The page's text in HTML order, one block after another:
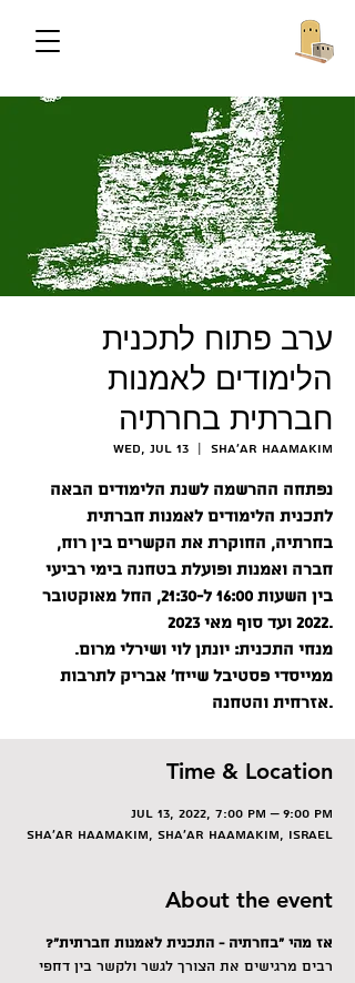
ערב פתוח לתכנית
הלימודים לאמנות
חברתית בחרתיה
Wed, Jul 13
  |
Sha'ar HaAmakim
נפתחה ההרשמה לשנת הלימודים הבאה
לתכנית הלימודים לאמנות חברתית
בחרתיה, החוקרת את הקשרים בין רוח,
חברה ואמנות ופועלת בטחנה בימי רביעי
בין השעות 16:00 ל-21:30, החל מאוקטובר
2022 ועד סוף מאי 2023.
מנחי התכנית: יונתן לוי ושירלי מרום.
ממייסדי פסטיבל שייח' אבריק לתרבות
אזרחית והטחנה.
Time & Location
Jul 13, 2022, 7:00 PM – 9:00 PM
Sha'ar HaAmakim, Sha'ar HaAmakim, Israel
About the event
אז מהי "בחרתיה - התכנית לאמנות חברתית"?
רבים מרגישים את הצורך לגשר ולקשר בין דחפי